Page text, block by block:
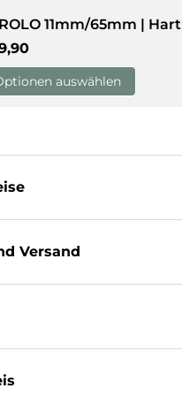
laden
11mm/65mm |
Preis
auswählen
Versand